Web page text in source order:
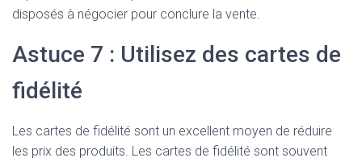
disposés à négocier pour conclure la vente.
Astuce 7 : Utilisez des cartes de
fidélité
Les cartes de fidélité sont un excellent moyen de réduire
les prix des produits. Les cartes de fidélité sont souvent